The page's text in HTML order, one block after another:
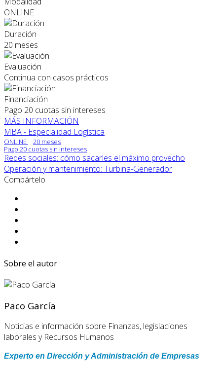
ONLINE
Duración
20 meses
Evaluación
Continua con casos prácticos
Financiación
Pago 20 cuotas sin intereses
MÁS INFORMACIÓN
MBA - Especialidad Logística
ONLINE
20 meses
Pago 20 cuotas sin intereses
Redes sociales: cómo sacarles el máximo provecho
Operación y mantenimiento: Turbina-Generador
Compártelo
Sobre el autor
Paco García
Noticias e información sobre Finanzas, legislaciones
laborales y Recursos Humanos
Experto en Dirección y Administración de Empresas